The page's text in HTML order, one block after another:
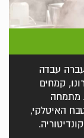
עבדה
קמחים
מתמחה
האיטלקי,